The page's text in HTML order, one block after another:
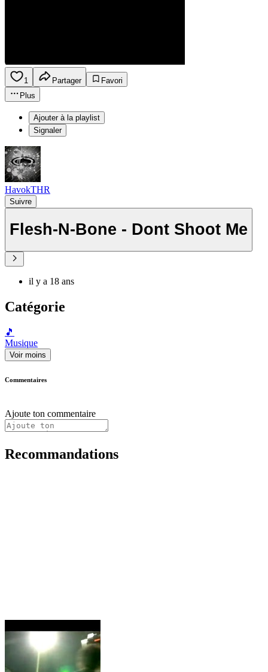
1 Partager
Favori
Plus
Ajouter à la playlist
Signaler
HavokTHR
Suivre
Flesh-N-Bone - Dont Shoot Me
il y a 18 ans
Catégorie
🎵
Musique
Voir moins
Commentaires
Ajoute ton commentaire
Recommandations